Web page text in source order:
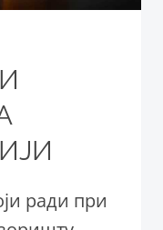
ради при